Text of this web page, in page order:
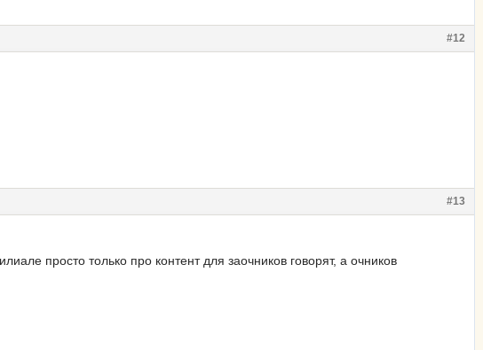
#12
#13
просто только про контент для заочников говорят, а очников